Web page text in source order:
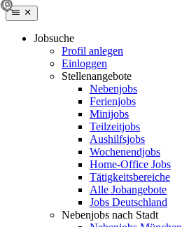
Jobsuche
Profil anlegen
Einloggen
Stellenangebote
Nebenjobs
Ferienjobs
Minijobs
Teilzeitjobs
Aushilfsjobs
Wochenendjobs
Home-Office Jobs
Tätigkeitsbereiche
Alle Jobangebote
Jobs Deutschland
Nebenjobs nach Stadt